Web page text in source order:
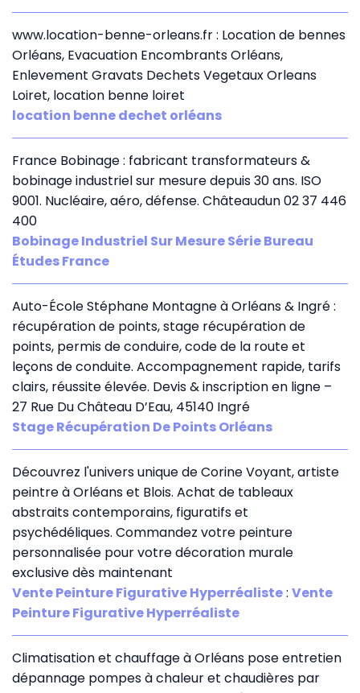
www.location-benne-orleans.fr : Location de bennes
Orléans, Evacuation Encombrants Orléans,
Enlevement Gravats Dechets Vegetaux Orleans
Loiret, location benne loiret
location benne dechet orléans
France Bobinage : fabricant transformateurs &
bobinage industriel sur mesure depuis 30 ans. ISO
9001. Nucléaire, aéro, défense. Châteaudun 02 37 446
400
Bobinage Industriel Sur Mesure Série Bureau
Études France
Auto-École Stéphane Montagne à Orléans & Ingré :
récupération de points, stage récupération de
points, permis de conduire, code de la route et
leçons de conduite. Accompagnement rapide, tarifs
clairs, réussite élevée. Devis & inscription en ligne –
27 Rue Du Château D’Eau, 45140 Ingré
Stage Récupération De Points Orléans
Découvrez l'univers unique de Corine Voyant, artiste
peintre à Orléans et Blois. Achat de tableaux
abstraits contemporains, figuratifs et
psychédéliques. Commandez votre peinture
personnalisée pour votre décoration murale
exclusive dès maintenant
Vente Peinture Figurative Hyperréaliste: Vente
Peinture Figurative Hyperréaliste
Climatisation et chauffage à Orléans pose entretien
dépannage pompes à chaleur et chaudières par